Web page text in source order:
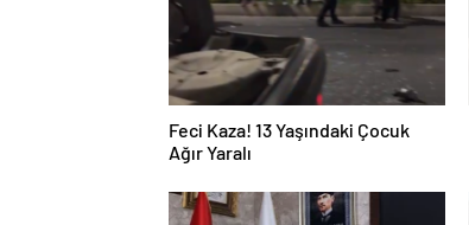
Feci Kaza! 13 Yaşındaki Çocuk
Ağır Yaralı